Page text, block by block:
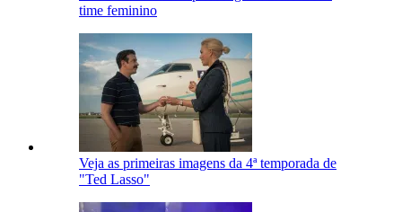
time feminino
Veja as primeiras imagens da 4ª temporada de
"Ted Lasso"